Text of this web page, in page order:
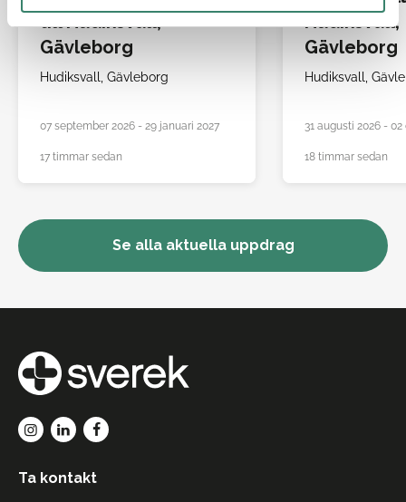
till Hudiksvall,
Gävleborg
Hudiksvall, Gävleborg
07 september 2026 - 29 januari 2027
17 timmar sedan
Hudiksvall,
Gävleborg
Hudiksvall,
31 augusti 2026 -
18 timmar sedan
Se alla aktuella uppdrag
Ta kontakt